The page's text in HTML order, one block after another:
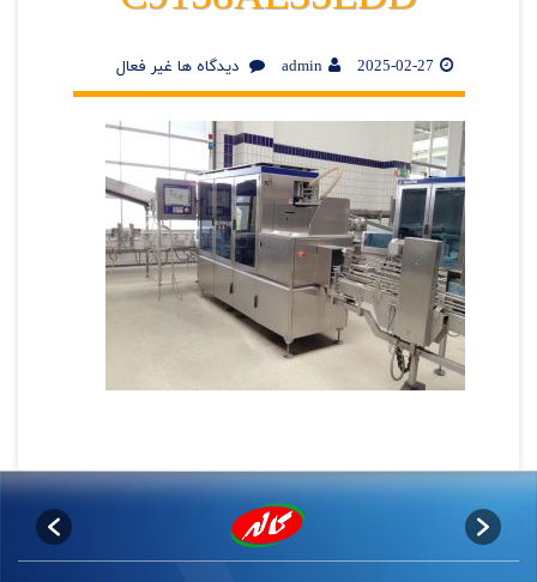
2025-02-27
admin دیدگاه ها غیر فعال